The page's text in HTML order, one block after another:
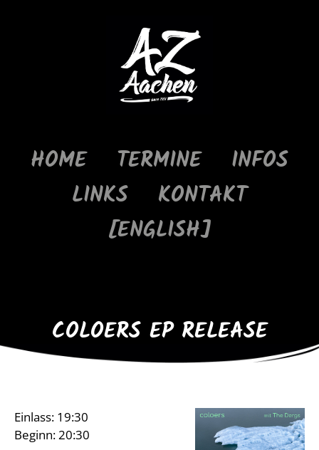
HOME TERMINE
INFOS
LINKS
KONTAKT
[ENGLISH]
COLOERS EP RELEASE
Einlass: 19:30
Beginn: 20:30